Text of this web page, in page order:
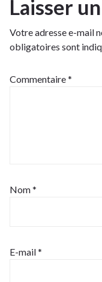
Laisser
Votre adresse e-mail
obligatoires sont
Commentaire*
Nom*
E-mail*